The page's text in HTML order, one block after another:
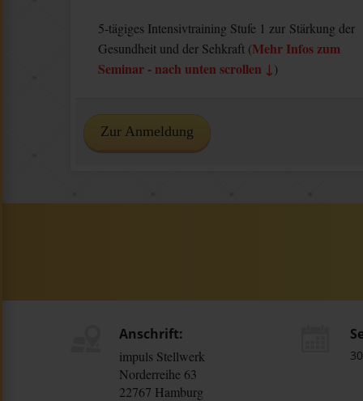
5-tägiges Intensivtraining Stufe 1 zur Stärkung der
Gesundheit und der Sehkraft (Mehr Infos zum
Seminar - nach unten scrollen ↓)
Zur Anmeldung
Anschrift:
impuls Stellwerk
Norderreihe 63
22767 Hamburg